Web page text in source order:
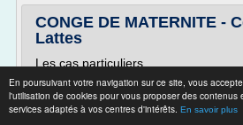
En poursuivant votre navigation sur ce site, vous
l'utilisation de cookies pour vous proposer des contenus
services adaptés à vos centres d'intérêts. En savoir plus
CONGE DE MATERNITE -
Lattes
Les cas particuliers
Etat pathologique résultant de la
En cas d'état pathologique résultant